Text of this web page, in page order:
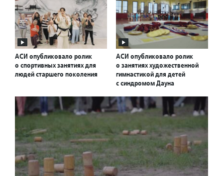
АСИ опубликовало ролик
о спортивных занятиях для
людей старшего поколения
АСИ опубликовало ролик
о занятиях художественной
гимнастикой для детей
с синдромом Дауна